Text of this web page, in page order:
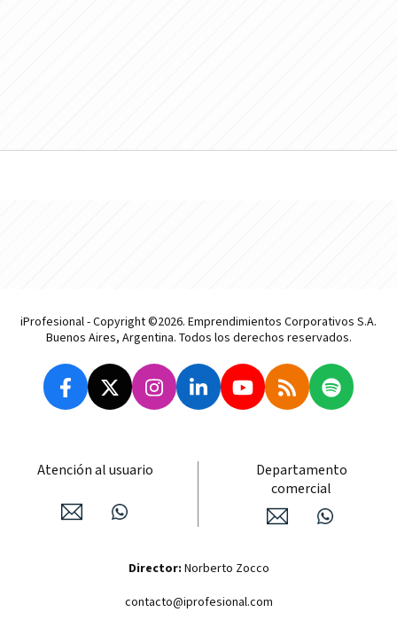
iProfesional - Copyright ©2026. Emprendimientos Corporativos S.A.
Buenos Aires, Argentina. Todos los derechos reservados.
Atención al usuario
Departamento
comercial
Director: Norberto Zocco
contacto@iprofesional.com